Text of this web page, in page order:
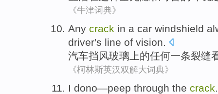
《牛津词典》
Any crack in a car windshield
driver's line of vision.
汽车挡风玻璃上的任何一条裂缝
《柯林斯英汉双解大词典》
I dono—peep through the crack.